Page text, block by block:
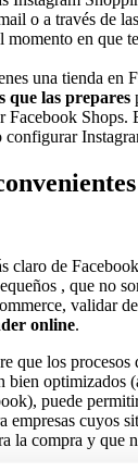
o a través de
momento en que
una tienda en
que las prepares
Facebook Shops.
configurar
claro de
, que no
validar
online.
que los procesos
bien optimizados
puede
empresas cuyos
la compra y que